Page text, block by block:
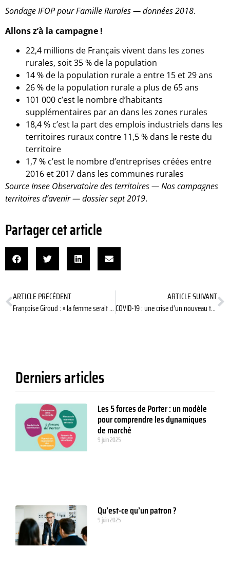
Sondage IFOP pour Famille Rurales — données 2018.
Allons z’à la campagne !
22,4 millions de Français vivent dans les zones
rurales, soit 35 % de la population
14 % de la population rurale a entre 15 et 29 ans
26 % de la population rurale a plus de 65 ans
101 000 c’est le nombre d’habitants
supplémentaires par an dans les zones rurales
18,4 % c’est la part des emplois industriels dans les
territoires ruraux contre 11,5 % dans le reste du
territoire
1,7 % c’est le nombre d’entreprises créées entre
2016 et 2017 dans les communes rurales
Source Insee Observatoire des territoires — Nos campagnes
territoires d’avenir — dossier sept 2019.
Partager cet article
ARTICLE PRÉCÉDENT
Françoise Giroud : « la femme serait vraiment l’égale de l’homme le jour où, à un poste important, on désignerait une femme incompétente »
ARTICLE SUIVANT
COVID-19 : une crise d’un nouveau type
Derniers articles
Les 5 forces de Porter : un modèle
pour comprendre les dynamiques
de marché
9 juin 2025
Qu’est-ce qu’un patron ?
9 juin 2025